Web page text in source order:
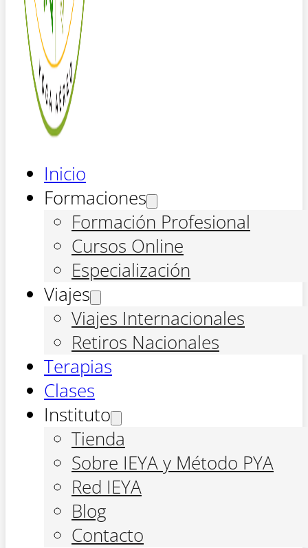
Inicio
Formaciones
Formación Profesional
Cursos Online
Especialización
Viajes
Viajes Internacionales
Retiros Nacionales
Terapias
Clases
Instituto
Tienda
Sobre IEYA y Método PYA
Red IEYA
Blog
Contacto